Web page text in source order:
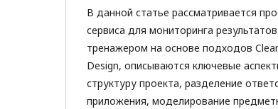
В данной статье рассматривается
сервиса для мониторинга
тренажером на основе подходов
Design, описываются ключевые
структуру проекта, разделение
приложения, моделирование